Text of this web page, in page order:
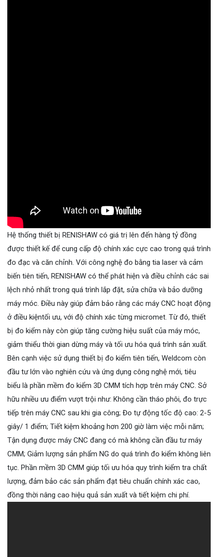
Hệ thống thiết bị RENISHAW có giá trị lên đến hàng tỷ đồng
được thiết kế để cung cấp độ chính xác cực cao trong quá trình
đo đạc và căn chỉnh. Với công nghệ đo bằng tia laser và cảm
biến tiên tiến, RENISHAW có thể phát hiện và điều chỉnh các sai
lệch nhỏ nhất trong quá trình lắp đặt, sửa chữa và bảo dưỡng
máy móc. Điều này giúp đảm bảo rằng các máy CNC hoạt động
ở điều kiệntối ưu, với độ chính xác từng micromet. Từ đó, thiết
bị đo kiểm này còn giúp tăng cường hiệu suất của máy móc,
giảm thiểu thời gian dừng máy và tối ưu hóa quá trình sản xuất.
Bên cạnh việc sử dụng thiết bị đo kiểm tiên tiến, Weldcom còn
đầu tư lớn vào nghiên cứu và ứng dụng công nghệ mới, tiêu
biểu là phần mềm đo kiểm 3D CMM tích hợp trên máy CNC. Sở
hữu nhiều ưu điểm vượt trội như: Không cần tháo phôi, đo trực
tiếp trên máy CNC sau khi gia công; Đo tự động tốc độ cao: 2-5
giây/ 1 điểm; Tiết kiệm khoảng hơn 200 giờ làm việc mỗi năm;
Tận dụng được máy CNC đang có mà không cần đầu tư máy
CMM; Giảm lượng sản phẩm NG do quá trình đo kiểm không liên
tục. Phần mềm 3D CMM giúp tối ưu hóa quy trình kiểm tra chất
lượng, đảm bảo các sản phẩm đạt tiêu chuẩn chính xác cao,
đồng thời nâng cao hiệu quả sản xuất và tiết kiệm chi phí.